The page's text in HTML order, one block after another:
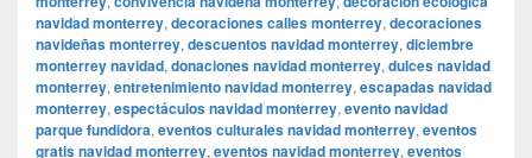
navidad monterrey, decoraciones calles monterrey, decoraciones
navideñas monterrey, descuentos navidad monterrey, diciembre
monterrey navidad, donaciones navidad monterrey, dulces navidad
monterrey, entretenimiento navidad monterrey, escapadas navidad
monterrey, espectáculos navidad monterrey, evento navidad
parque fundidora, eventos culturales navidad monterrey, eventos
gratis navidad monterrey, eventos navidad monterrey, eventos